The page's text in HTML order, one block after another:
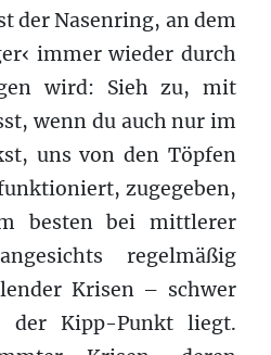
der Nasen­ring, an dem
immer wieder durch
wird: Sieh zu, mit
wenn du auch nur im
uns von den Töpfen
zugegeben,
besten bei mit­tlerer
regelmäßig
Krisen – schwer
der Kipp-Punkt liegt.